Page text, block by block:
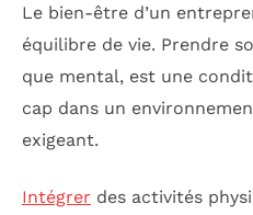
Le bien-être d’un
équilibre de vie. Prendre
que mental, est une
cap dans un
exigeant.
Intégrer des activités